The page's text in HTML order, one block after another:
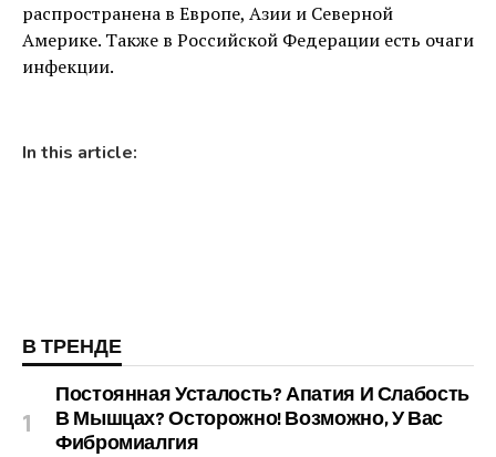
распространена в Европе, Азии и Северной
Америке. Также в Российской Федерации есть очаги
инфекции.
In this article:
В ТРЕНДЕ
Постоянная Усталость? Апатия И Слабость
В Мышцах? Осторожно! Возможно, У Вас
Фибромиалгия